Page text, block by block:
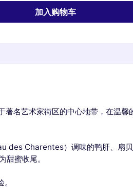
加入购物车
著名艺术家街区的中心地带，在温馨
des Charentes）调味的鸭肝、扇
蜜收尾。